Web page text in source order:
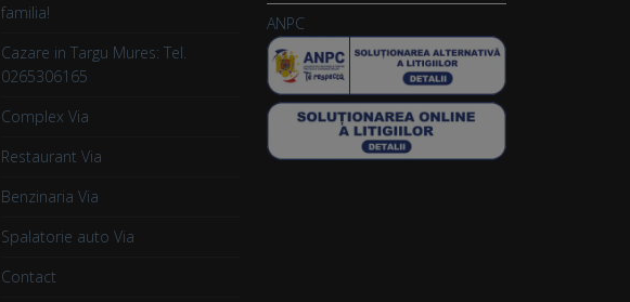
familia!
Cazare in Targu Mures: Tel.
0265306165
Complex Via
Restaurant Via
Benzinaria Via
Spalatorie auto Via
Contact
ANPC